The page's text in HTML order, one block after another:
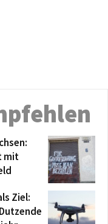
mit
Ziel: